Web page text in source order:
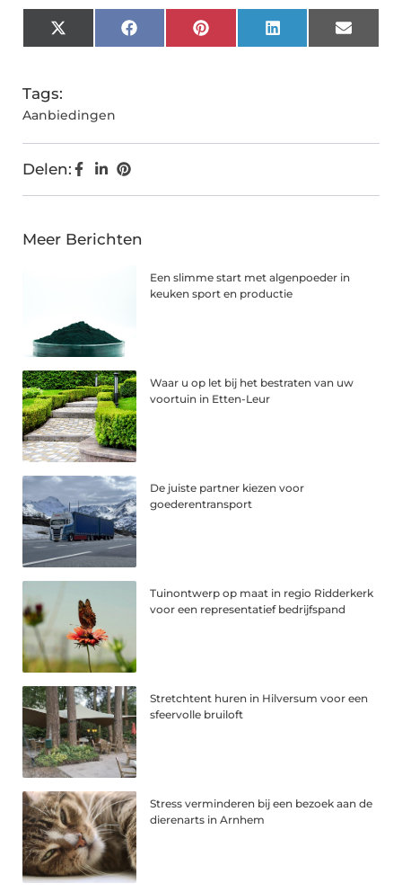
X
(Twitter)
FacebookPinterestLinkedInEmail
Tags:
Aanbiedingen
Delen:
Meer Berichten
Een slimme start met algenpoeder in
keuken sport en productie
Waar u op let bij het bestraten van uw
voortuin in Etten-Leur
De juiste partner kiezen voor
goederentransport
Tuinontwerp op maat in regio Ridderkerk
voor een representatief bedrijfspand
Stretchtent huren in Hilversum voor een
sfeervolle bruiloft
Stress verminderen bij een bezoek aan de
dierenarts in Arnhem